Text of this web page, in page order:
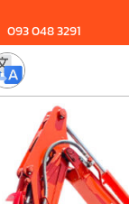
093 048 3291